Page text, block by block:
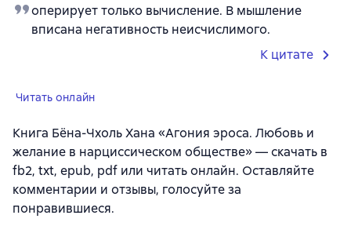
оперирует только вычисление. В мышление
вписана негативность неисчислимого.
К цитате
Читать онлайн
Книга Бёна-Чхоль Хана «Агония эроса. Любовь и
желание в нарциссическом обществе» — скачать в
fb2, txt, epub, pdf или читать онлайн. Оставляйте
комментарии и отзывы, голосуйте за
понравившиеся.